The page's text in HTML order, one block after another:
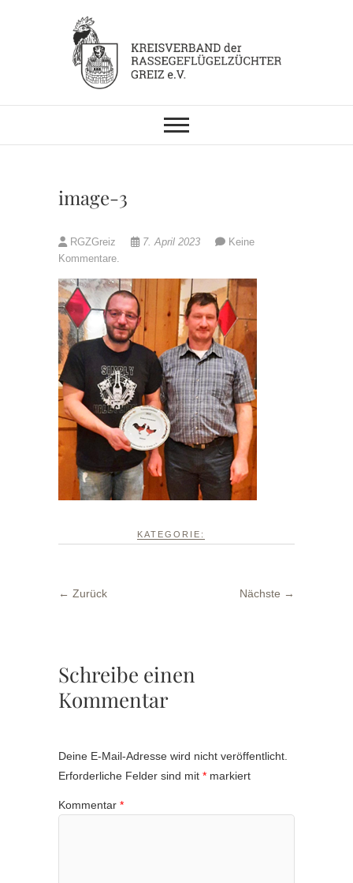
KV RGZ Greiz
image-3
RGZGreiz 7. April 2023
Keine
Kommentare.
KATEGORIE:
← Zurück Nächste →
Schreibe einen
Kommentar
Deine E-Mail-Adresse wird nicht veröffentlicht.
Erforderliche Felder sind mit * markiert
Kommentar *